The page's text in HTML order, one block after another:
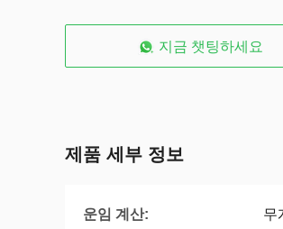
지금 챗팅하세요
제품 세부 정보
운임 계산: 무